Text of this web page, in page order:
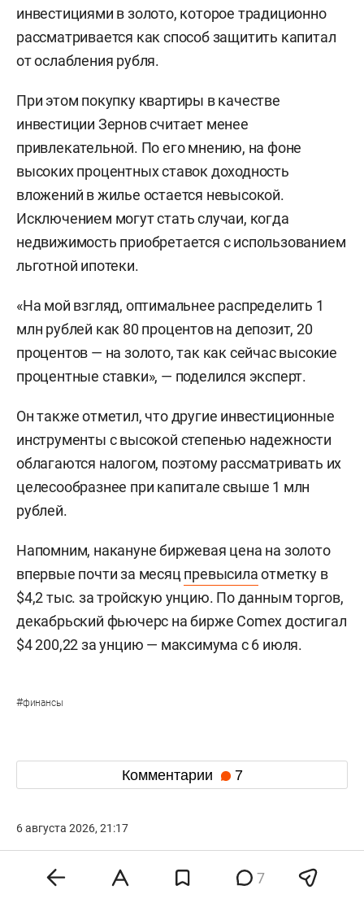
инвестициями в золото, которое традиционно
рассматривается как способ защитить капитал
от ослабления рубля.
При этом покупку квартиры в качестве
инвестиции Зернов считает менее
привлекательной. По его мнению, на фоне
высоких процентных ставок доходность
вложений в жилье остается невысокой.
Исключением могут стать случаи, когда
недвижимость приобретается с использованием
льготной ипотеки.
«На мой взгляд, оптимальнее распределить 1
млн рублей как 80 процентов на депозит, 20
процентов — на золото, так как сейчас высокие
процентные ставки», — поделился эксперт.
Он также отметил, что другие инвестиционные
инструменты с высокой степенью надежности
облагаются налогом, поэтому рассматривать их
целесообразнее при капитале свыше 1 млн
рублей.
Напомним, накануне биржевая цена на золото
впервые почти за месяц превысилаотметку в
$4,2 тыс. за тройскую унцию. По данным торгов,
декабрьский фьючерс на бирже Comex достигал
$4 200,22 за унцию — максимума с 6 июля.
#финансы
Комментарии 7
6 августа 2026, 21:17
Матвиенко предупредила
россиян о регулярных
7